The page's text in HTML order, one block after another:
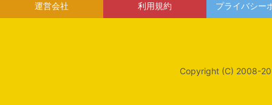
運営会社 利用規約 プライバシー
Copyright (C) 2008-